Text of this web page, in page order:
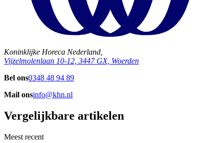
Koninklijke Horeca Nederland,
Vijzelmolenlaan 10-12, 3447 GX, Woerden
Bel ons0348 48 94 89
Mail onsinfo@khn.nl
Vergelijkbare artikelen
Meest recent